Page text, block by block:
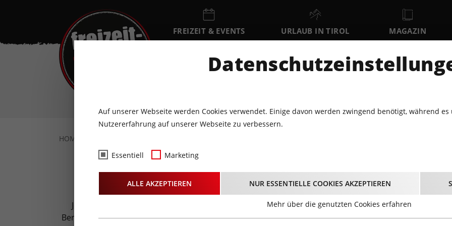
FREIZEIT & EVENTS URLAUB IN TIROL MAGAZIN
EVENTKALENDER
SO MO DI 12
HOME
Gewinnspiele
Jeden Mittwoch starten wir auf Freizeit-Tirol unsere wöchentlichen Gewinnspiele. Gewinnt Tickets
Bergbahnen, Funparks und vieles mehr, für Events und Freizeiteinrichtungen in Tirol. Ebenso
Auf unserer Webseite werden Cookies verwendet. Einige davon werden zwingend benötigt, während
Nutzererfahrung auf unserer Webseite zu verbessern.
Essentiell Marketing
ALLE AKZEPTIEREN NUR ESSENTIELLE COOKIES AKZEPTIEREN
Mehr über die genutzten Cookies erfahren